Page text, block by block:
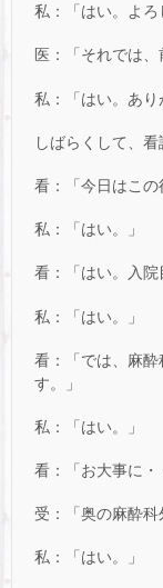
私：「はい。よろ
医：「それでは、
私：「はい。あり
しばらくして、看
看：「今日はこの
私：「はい。」
看：「はい。入院
私：「はい。」
看：「では、麻
す。」
私：「はい。」
看：「お大事に・
受：「奥の麻酔科
私：「はい。」